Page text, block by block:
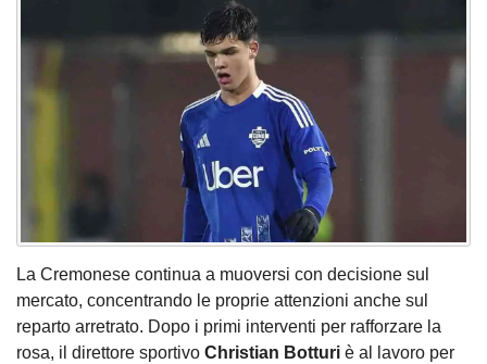
La Cremonese continua a muoversi con decisione sul
mercato, concentrando le proprie attenzioni anche sul
reparto arretrato. Dopo i primi interventi per rafforzare la
rosa, il direttore sportivo Christian Botturi è al lavoro per